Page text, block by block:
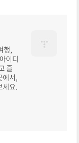
행,
이디
즐
에서,
세요.